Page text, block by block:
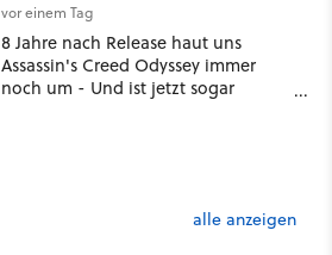
vor einem Tag
8 Jahre nach Release haut uns
Assassin's Creed Odyssey immer
noch um - Und ist jetzt sogar
alle anzeigen